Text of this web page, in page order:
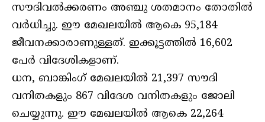
സൗദിവല്‍ക്കരണം അഞ്ചു ശതമാനം തോതില്‍
വര്‍ധിച്ചു. ഈ മേഖലയില്‍ ആകെ 95,184
ജീവനക്കാരാണുള്ളത്. ഇക്കൂട്ടത്തില്‍ 16,602
പേര്‍ വിദേശികളാണ്.
ധന, ബാങ്കിംഗ് മേഖലയില്‍ 21,397 സൗദി
വനിതകളും 867 വിദേശ വനിതകളും ജോലി
ചെയ്യുന്നു. ഈ മേഖലയില്‍ ആകെ 22,264